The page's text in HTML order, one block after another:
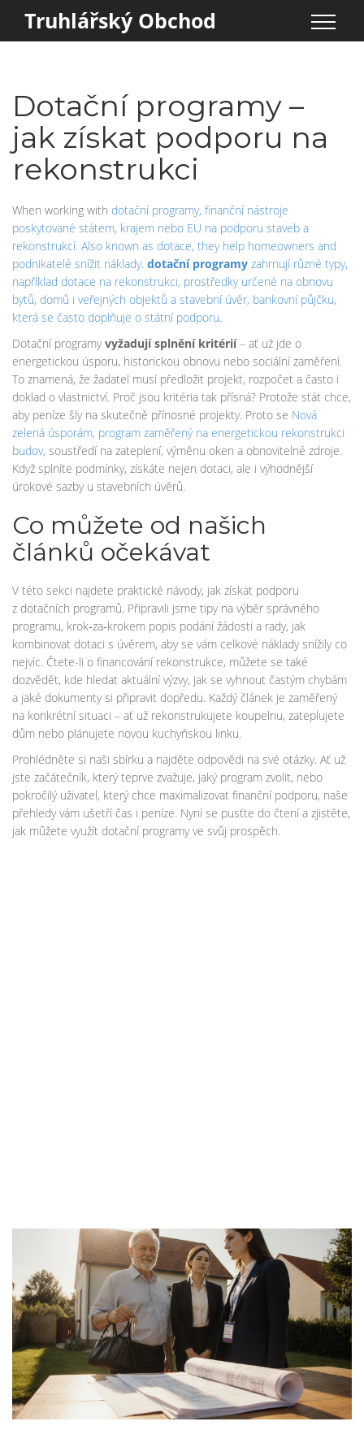
Truhlářský Obchod
Dotační programy –
jak získat podporu na
rekonstrukci
When working with dotační programy, finanční nástroje
poskytované státem, krajem nebo EU na podporu staveb a
rekonstrukcí. Also known as dotace, they help homeowners and
podnikatelé snížit náklady. dotační programy zahrnují různé typy,
například dotace na rekonstrukci, prostředky určené na obnovu
bytů, domů i veřejných objektů a stavební úvěr, bankovní půjčku,
která se často doplňuje o státní podporu.
Dotační programyvyžadují splnění kritérií– ať už jde o
energetickou úsporu, historickou obnovu nebo sociální zaměření.
To znamená, že žadatel musí předložit projekt, rozpočet a často i
doklad o vlastnictví. Proč jsou kritéria tak přísná? Protože stát chce,
aby peníze šly na skutečně přínosné projekty. Proto se Nová
zelená úsporám, program zaměřený na energetickou rekonstrukci
budov, soustředí na zateplení, výměnu oken a obnovitelné zdroje.
Když splníte podmínky, získáte nejen dotaci, ale i výhodnější
úrokové sazby u stavebních úvěrů.
Co můžete od našich
článků očekávat
V této sekci najdete praktické návody, jak získat podporu
z dotačních programů. Připravili jsme tipy na výběr správného
programu, krok‑za‑krokem popis podání žádosti a rady, jak
kombinovat dotaci s úvěrem, aby se vám celkové náklady snížily co
nejvíc. Čtete-li o financování rekonstrukce, můžete se také
dozvědět, kde hledat aktuální výzvy, jak se vyhnout častým chybám
a jaké dokumenty si připravit dopředu. Každý článek je zaměřený
na konkrétní situaci – ať už rekonstrukujete koupelnu, zateplujete
dům nebo plánujete novou kuchyňskou linku.
Prohlédněte si naši sbírku a najděte odpovědi na své otázky. Ať už
jste začátečník, který teprve zvažuje, jaký program zvolit, nebo
pokročilý uživatel, který chce maximalizovat finanční podporu, naše
přehledy vám ušetří čas i peníze. Nyní se pusťte do čtení a zjistěte,
jak můžete využít dotační programy ve svůj prospěch.